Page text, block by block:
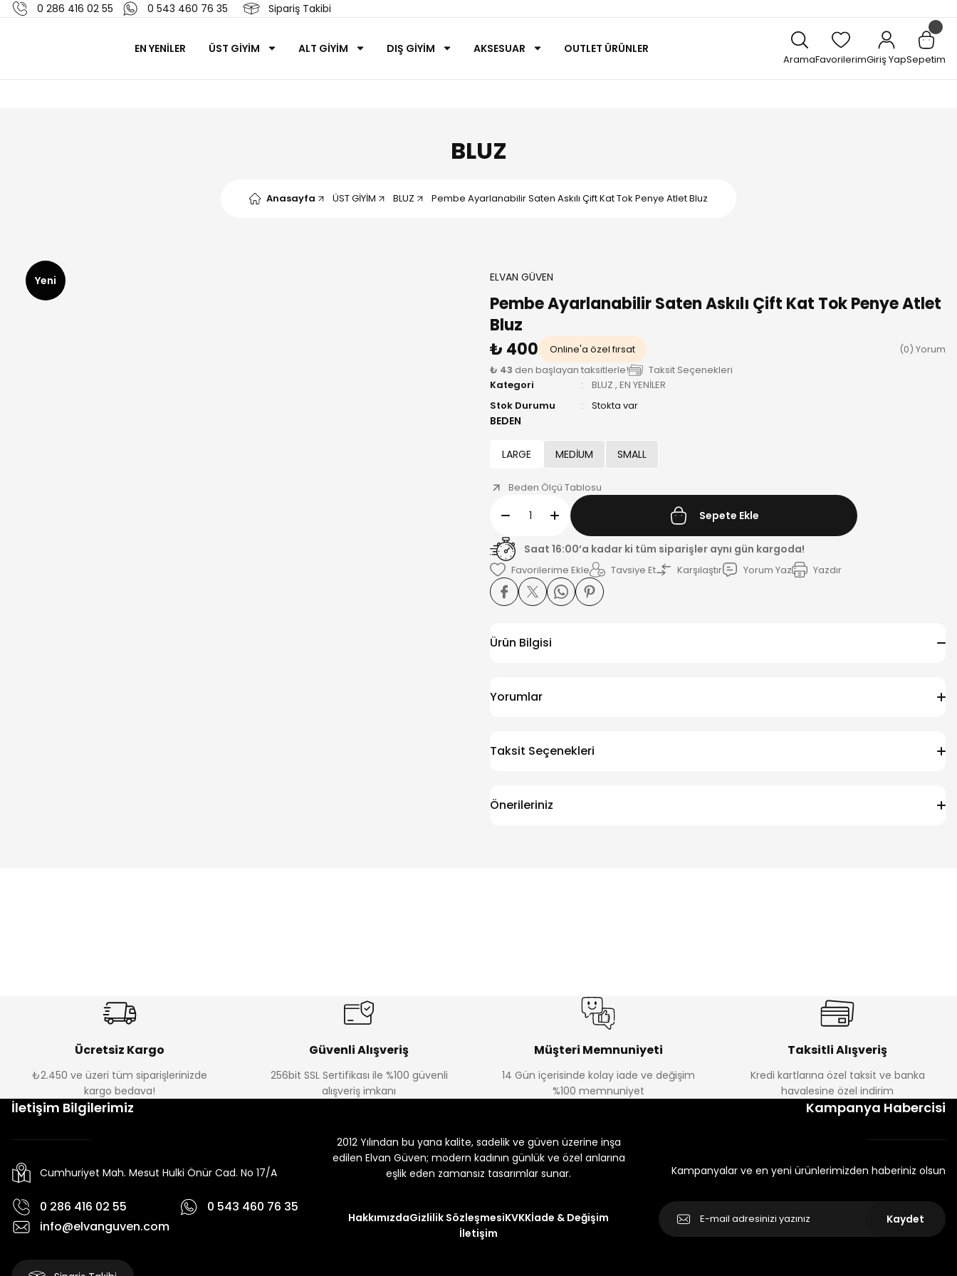
0 286 416 02 55 0 543 460 76 35 Sipariş Takibi
EN YENİLER ÜST GİYİM ALT GİYİM DIŞ GİYİM AKSESUAR OUTLET ÜRÜNLER
AramaFavorilerimGiriş YapSepetim
BLUZ
Anasayfa ÜST GİYİM BLUZ Pembe Ayarlanabilir Saten Askılı Çift Kat Tok Penye Atlet Bluz
Yeni ELVAN GÜVEN
Pembe Ayarlanabilir Saten Askılı Çift Kat Tok Penye Atlet
Bluz
₺ 400
Online'a özel fırsat
(0) Yorum
₺ 43 den başlayan taksitlerle!
Taksit Seçenekleri
Kategori
BLUZ , EN YENİLER
Stok Durumu
Stokta var
BEDEN
LARGE MEDİUM SMALL
Beden Ölçü Tablosu
Sepete Ekle
Saat 16:00’a kadar ki tüm siparişler aynı gün kargoda!
Tavsiye Et Karşılaştır Yorum Yaz Yazdır
Ürün Bilgisi
Yorumlar
Taksit Seçenekleri
Önerileriniz
Ücretsiz Kargo
₺2.450 ve üzeri tüm siparişlerinizde
kargo bedava!
Güvenli Alışveriş
256bit SSL Sertifikası ile %100 güvenli
alışveriş imkanı
Müşteri Memnuniyeti
14 Gün içerisinde kolay iade ve değişim
%100 memnuniyet
Taksitli Alışveriş
Kredi kartlarına özel taksit ve banka
havalesine özel indirim
İletişim Bilgilerimiz
Cumhuriyet Mah. Mesut Hulki Önür Cad. No 17/A
0 286 416 02 55
0 543 460 76 35
info@elvanguven.com
2012 Yılından bu yana kalite, sadelik ve güven üzerine inşa
edilen Elvan Güven; modern kadının günlük ve özel anlarına
eşlik eden zamansız tasarımlar sunar.
HakkımızdaGizlilik SözleşmesiKVKKİade & Değişim
İletişim
Kampanya Habercisi
Kampanyalar ve en yeni ürünlerimizden haberiniz olsun
Kaydet